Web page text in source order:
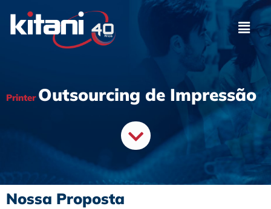
Pular
Printer Outsourcing de Impressão
Nossa Proposta